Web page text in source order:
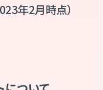
年2月時点）